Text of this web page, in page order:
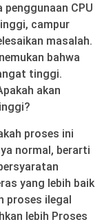
CPU
campur
masalah.
bahwa
tinggi.
akan
proses ini
normal, berarti
yang lebih baik
proses ilegal
lebih Proses